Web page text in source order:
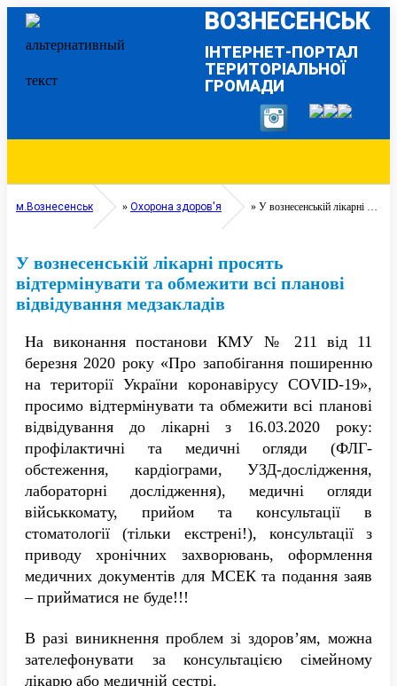
ВОЗНЕСЕНСЬК
ІНТЕРНЕТ-ПОРТАЛ
ТЕРИТОРІАЛЬНОЇ
ГРОМАДИ
м.Вознесенськ » Охорона здоров'я » У вознесенській лікарні просять відтермінувати та обмежити всі планові відвідування медзакладів
У вознесенській лікарні просять
відтермінувати та обмежити всі планові
відвідування медзакладів
На виконання постанови КМУ № 211 від 11
березня 2020 року «Про запобігання поширенню
на території України коронавірусу COVID-19»,
просимо відтермінувати та обмежити всі планові
відвідування до лікарні з 16.03.2020 року:
профілактичні та медичні огляди (ФЛГ-
обстеження, кардіограми, УЗД-дослідження,
лабораторні дослідження), медичні огляди
військкомату, прийом та консультації в
стоматології (тільки екстрені!), консультації з
приводу хронічних захворювань, оформлення
медичних документів для МСЕК та подання заяв
– прийматися не буде!!!
В разі виникнення проблем зі здоров’ям, можна
зателефонувати за консультацією сімейному
лікарю або медичній сестрі.